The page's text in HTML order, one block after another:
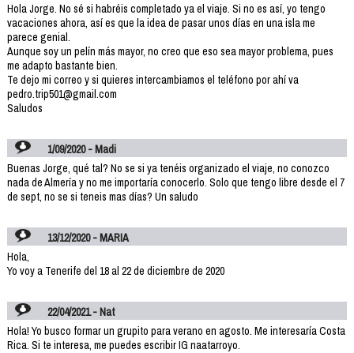
Hola Jorge. No sé si habréis completado ya el viaje. Si no es así, yo tengo
vacaciones ahora, así es que la idea de pasar unos días en una isla me
parece genial.
Aunque soy un pelín más mayor, no creo que eso sea mayor problema, pues
me adapto bastante bien.
Te dejo mi correo y si quieres intercambiamos el teléfono por ahí va
pedro.trip501@gmail.com
Saludos
1/09/2020 - Madi
Buenas Jorge, qué tal? No se si ya tenéis organizado el viaje, no conozco
nada de Almería y no me importaría conocerlo. Solo que tengo libre desde el 7
de sept, no se si teneis mas días? Un saludo
13/12/2020 - MARIA
Hola,
Yo voy a Tenerife del 18 al 22 de diciembre de 2020
22/04/2021 - Nat
Hola! Yo busco formar un grupito para verano en agosto. Me interesaría Costa
Rica. Si te interesa, me puedes escribir IG naatarroyo.